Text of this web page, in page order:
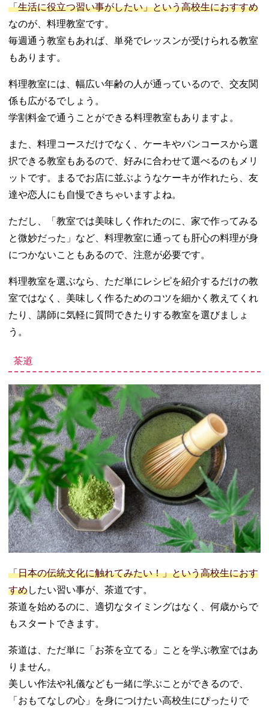
「生活に役立つ習い事がしたい」という高校生におすすめ
なのが、料理教室です。
毎週通う教室もあれば、単発でレッスンが受けられる教室
もあります。
料理教室には、幅広い年齢の人が通っているので、交友関
係も広がるでしょう。
学割料金で通うことができる料理教室もありますよ。
また、料理コースだけでなく、ケーキやパンコースから選
択できる教室もあるので、好みに合わせて選べるのもメリ
ットです。まるでお店に並ぶようなケーキが作れたら、友
達や恋人にも自慢できちゃいますよね。
ただし、「教室では美味しく作れたのに、家で作ってみる
と微妙だった」など、料理教室に通っても肝心の料理が身
につかないこともあるので、注意が必要です。
料理教室を選ぶなら、ただ単にレシピを紹介するだけの教
室ではなく、美味しく作るためのコツを細かく教えてくれ
たり、講師に気軽に質問できたりする教室を選びましょ
う。
茶道
「日本の伝統文化に触れてみたい！」という高校生におす
すめしたい習い事が、茶道です。
茶道を始めるのに、適切なタイミングはなく、何歳からで
もスタートできます。
茶道は、ただ単に「お茶を立てる」ことを学ぶ教室ではあ
りません。
美しい作法や礼儀なども一緒に学ぶことができるので、
「おもてなしの心」を身につけたい高校生にぴったりで